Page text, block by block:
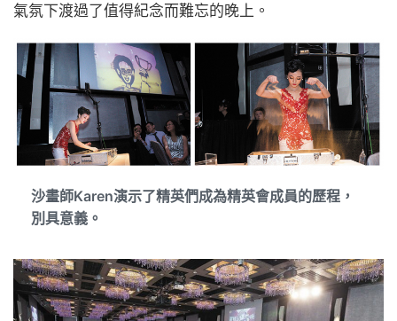
氣氛下渡過了值得紀念而難忘的晚上。
沙畫師Karen演示了精英們成為精英會成員的歷程，
別具意義。